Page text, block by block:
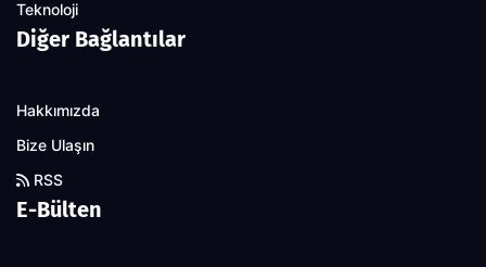
Teknoloji
Diğer Bağlantılar
Hakkımızda
Bize Ulaşın
RSS
E-Bülten